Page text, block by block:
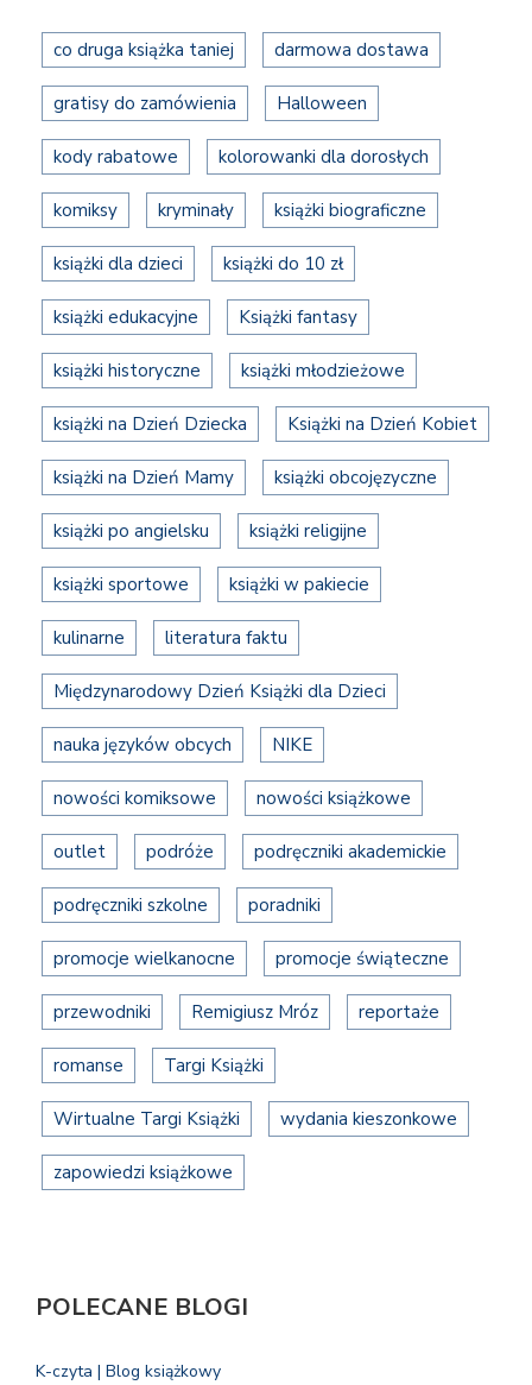
co druga książka taniej darmowa dostawa
gratisy do zamówienia Halloween
kody rabatowe kolorowanki dla dorosłych
komiksy kryminały książki biograficzne
książki dla dzieci książki do 10 zł
książki edukacyjne Książki fantasy
książki historyczne książki młodzieżowe
książki na Dzień Dziecka Książki na Dzień Kobiet
książki na Dzień Mamy książki obcojęzyczne
książki po angielsku książki religijne
książki sportowe książki w pakiecie
kulinarne literatura faktu
Międzynarodowy Dzień Książki dla Dzieci
nauka języków obcych NIKE
nowości komiksowe nowości książkowe
outlet podróże podręczniki akademickie
podręczniki szkolne poradniki
promocje wielkanocne promocje świąteczne
przewodniki Remigiusz Mróz reportaże
romanse Targi Książki
Wirtualne Targi Książki wydania kieszonkowe
zapowiedzi książkowe
POLECANE BLOGI
K-czyta | Blog książkowy